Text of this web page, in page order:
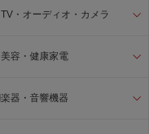
TV・オーディオ・カメラ
美容・健康家電
楽器・音響機器